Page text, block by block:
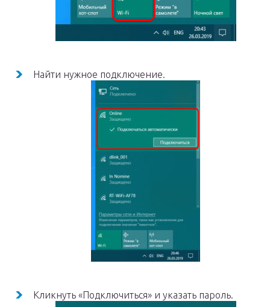
Найти нужное подключение.
Кликнуть «Подключиться» и указать пароль.